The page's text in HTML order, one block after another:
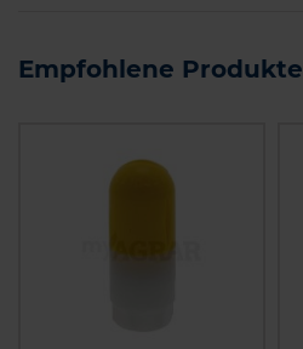
Empfohlene Produkte